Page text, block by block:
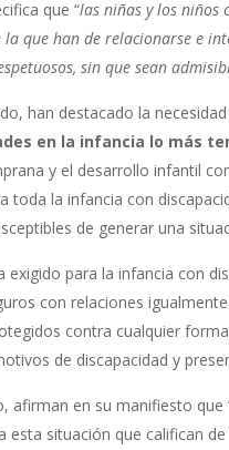
que “las niñas y los niños
la que han de relacionarse e
sin que sean
han destacado la
en la infancia lo más
y el desarrollo infantil
toda la infancia con
de generar una
exigido para la infancia con
con relaciones
contra cualquier
de discapacidad y
afirman en su manifiesto
esta situación que califican